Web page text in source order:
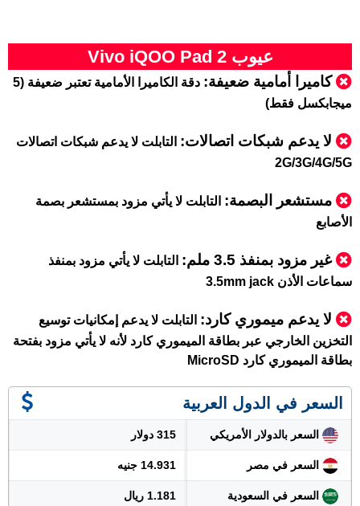
عيوب Vivo iQOO Pad 2
كاميرا أمامية ضعيفة:
دقة الكاميرا الأمامية تعتبر ضعيفة (5
ميجابكسل فقط)
لا يدعم شبكات اتصالات: التابلت لا يدعم شبكات اتصالات
2G/3G/4G/5G
مستشعر البصمة: التابلت لا يأتي مزود بمستشعر بصمة
الأصابع
غير مزود بمنفذ 3.5 ملم:
التابلت لا يأتي مزود بمنفذ
سماعات الأذن 3.5mm jack
لا يدعم ميموري كارد: التابلت لا يدعم إمكانيات توسيع
التخزين الخارجي عبر بطاقة الميموري كارد لأنه لا يأتي مزود بفتحة
بطاقة الميموري كارد MicroSD
السعر في الدول العربية
السعر بالدولار الأمريكي 315 دولار
السعر في مصر 14.931 جنيه
السعر في السعودية 1.181 ريال